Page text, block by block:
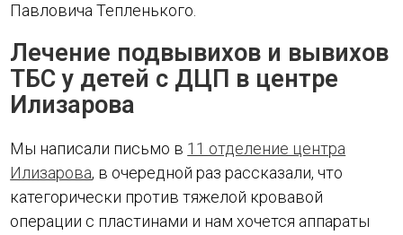
Павловича Тепленького.
Лечение подвывихов и вывихов
ТБС у детей с ДЦП в центре
Илизарова
Мы написали письмо в 11 отделение центра
Илизарова, в очередной раз рассказали, что
категорически против тяжелой кровавой
операции с пластинами и нам хочется аппараты